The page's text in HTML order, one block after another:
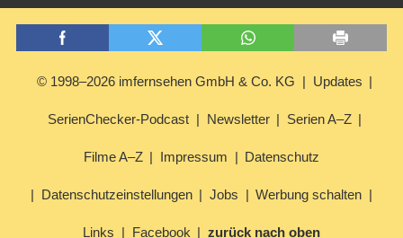
© 1998–2026 imfernsehen GmbH & Co. KG Updates
SerienChecker-Podcast Newsletter Serien A–Z
Filme A–Z Impressum Datenschutz
Datenschutzeinstellungen Jobs Werbung schalten
Links Facebook zurück nach oben